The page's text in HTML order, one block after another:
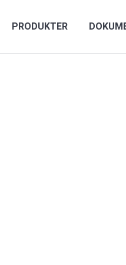
PRODUKTER